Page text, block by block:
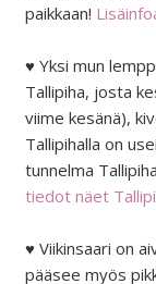
paikkaan!
♥ Yksi mun
Tallipiha, josta
viime kesänä),
Tallipihalla on
tunnelma
tiedot näet
♥ Viikinsaari on
pääsee myös